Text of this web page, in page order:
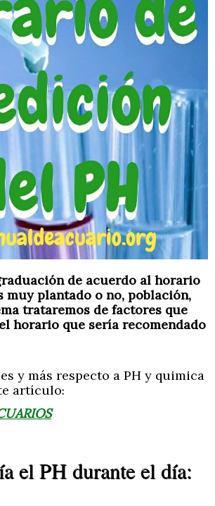
de acuerdo al horario
muy plantado o no, población,
trataremos de factores que
horario que sería recomendado
y más respecto a PH y quimica
artículo:
el PH durante el día: